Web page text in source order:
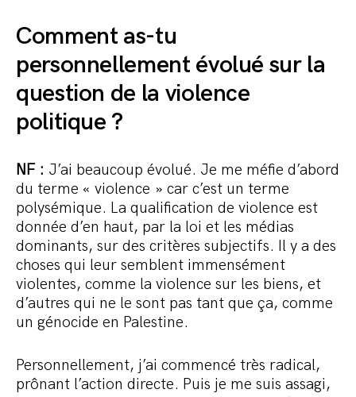
Comment as-tu
personnellement évolué sur la
question de la violence
politique ?
NF : J’ai beaucoup évolué. Je me méfie d’abord
du terme « violence » car c’est un terme
polysémique. La qualification de violence est
donnée d’en haut, par la loi et les médias
dominants, sur des critères subjectifs. Il y a des
choses qui leur semblent immensément
violentes, comme la violence sur les biens, et
d’autres qui ne le sont pas tant que ça, comme
un génocide en Palestine.
Personnellement, j’ai commencé très radical,
prônant l’action directe. Puis je me suis assagi,